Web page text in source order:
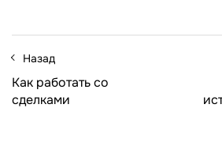
Назад
Как работать со
сделками